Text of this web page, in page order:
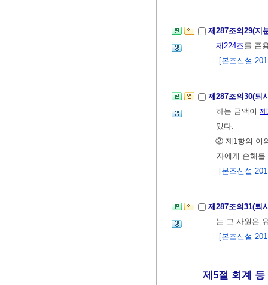
제287조의29(지
제224조를 준
[본조신설
제287조의30(퇴
하는 금액이
있다.
② 제1항의 이
자에게 손해
[본조신설
제287조의31(퇴
는 그 사원은
[본조신설
제5절 회계 등